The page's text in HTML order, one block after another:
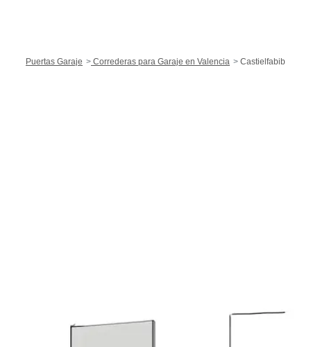
Puertas Garaje Correderas para Garaje en Valencia Castielfabib